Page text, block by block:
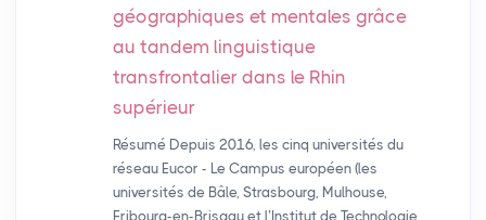
géographiques et mentales grâce
au tandem linguistique
transfrontalier dans le Rhin
supérieur
Résumé Depuis 2016, les cinq universités du
réseau Eucor - Le Campus européen (les
universités de Bâle, Strasbourg, Mulhouse,
Fribourg-en-Brisgau et l’Institut de Technologie